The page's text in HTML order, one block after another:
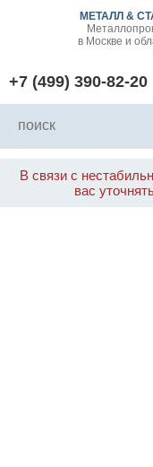
МЕТАЛЛ &
в Москве и
+7 (499) 390-82-20
В связи с
вас